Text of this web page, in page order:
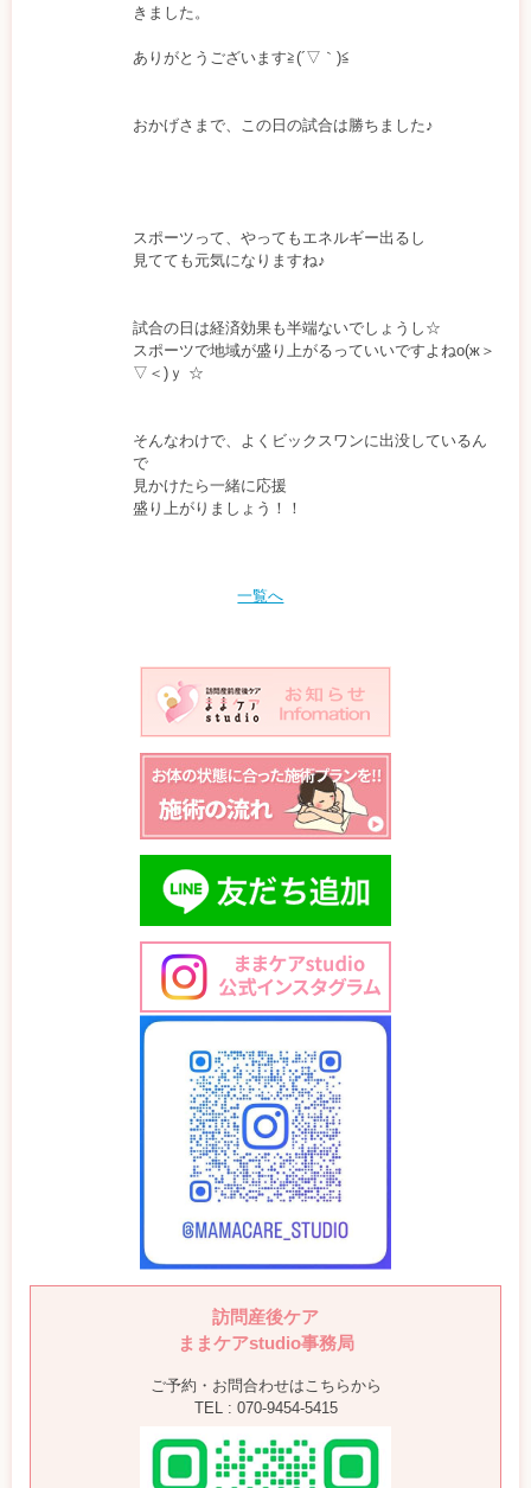
きました。
ありがとうございます≧(´▽｀)≦
おかげさまで、この日の試合は勝ちました♪
スポーツって、やってもエネルギー出るし
見てても元気になりますね♪
試合の日は経済効果も半端ないでしょうし☆
スポーツで地域が盛り上がるっていいですよねо(ж＞
▽＜)ｙ ☆
そんなわけで、よくビックスワンに出没しているん
で
見かけたら一緒に応援
盛り上がりましょう！！
一覧へ
訪問産後ケア
ままケアstudio事務局
ご予約・お問合わせはこちらから
TEL : 070-9454-5415